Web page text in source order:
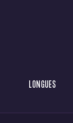
LONGUES